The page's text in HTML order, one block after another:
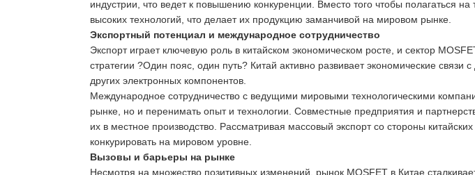
индустрии, что ведет к повышению конкуренции. Вместо того чтобы полагаться
высоких технологий, что делает их продукцию заманчивой на мировом рынке.
Экспортный потенциал и международное сотрудничество
Экспорт играет ключевую роль в китайском экономическом росте, и сектор
стратегии ?Один пояс, один путь? Китай активно развивает экономические
других электронных компонентов.
Международное сотрудничество с ведущими мировыми технологическими
рынке, но и перенимать опыт и технологии. Совместные предприятия и
их в местное производство. Рассматривая массовый экспорт со стороны
конкурировать на мировом уровне.
Вызовы и барьеры на рынке
Несмотря на множество позитивных изменений, рынок MOSFET в Китае